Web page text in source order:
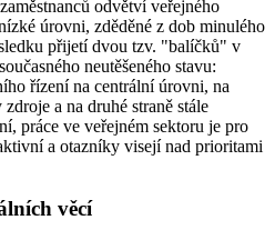
odvětví veřejného
úrovni, zděděné z dob minulého
přijetí dvou tzv. "balíčků" v
neutěšeného stavu:
řízení na centrální úrovni, na
a na druhé straně stále
práce ve veřejném sektoru je pro
a otazníky visejí nad prioritami
věcí